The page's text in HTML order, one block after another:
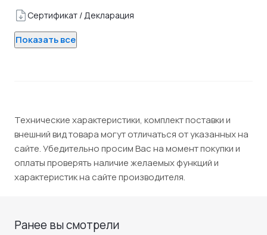
Сертификат / Декларация
Показать все
Технические характеристики, комплект поставки и
внешний вид товара могут отличаться от указанных на
сайте. Убедительно просим Вас на момент покупки и
оплаты проверять наличие желаемых функций и
характеристик на сайте производителя.
Ранее вы смотрели